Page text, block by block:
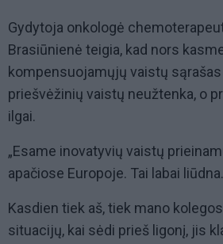
Gydytoja onkologė
Brasiūnienė teigia, kad nors
kompensuojamųjų vaistų
priešvėžinių vaistų neužtenka, o
ilgai.
„Esame inovatyvių vaistų
apačiose Europoje. Tai labai liūdna.
Kasdien tiek aš, tiek mano
situacijų, kai sėdi prieš ligonį, jis